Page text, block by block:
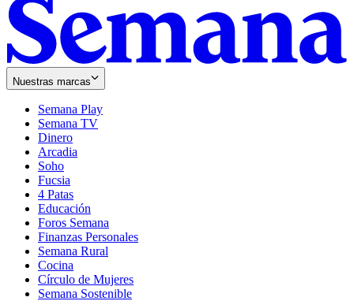
Nuestras marcas
Semana Play
Semana TV
Dinero
Arcadia
Soho
in
new
window
Fucsia
in
new
window
4 Patas
Educación
Foros Semana
Finanzas Personales
Semana Rural
Cocina
Círculo de Mujeres
Semana Sostenible